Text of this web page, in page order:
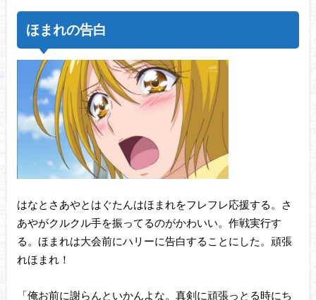
ほまれの告白
はなとさあやとはぐたんはほまれをフレフレ応援する。さ
あやがクルクル手を振ってるのがかわいい。作戦実行す
る。ほまれは大会前にハリーに告白することにした。頑張
れほまれ！
「俺お前に謝らんといかんよな。真剣に頑張っとる時にち